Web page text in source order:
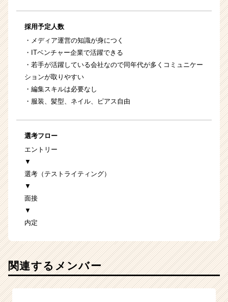
採用予定人数
・メディア運営の知識が身につく
・ITベンチャー企業で活躍できる
・若手が活躍している会社なので同年代が多くコミュニケー
ションが取りやすい
・編集スキルは必要なし
・服装、髪型、ネイル、ピアス自由
選考フロー
エントリー
▼
選考（テストライティング）
▼
面接
▼
内定
関連するメンバー